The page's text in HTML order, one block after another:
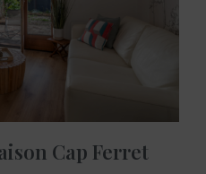
Cap Ferret